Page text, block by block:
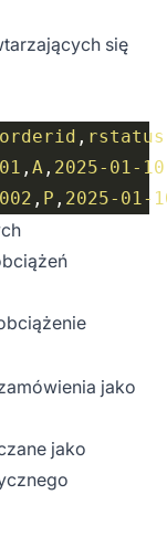
się
orderid , rstatus
, A , 2025-01-
, P , 2025-01-
jako
jako